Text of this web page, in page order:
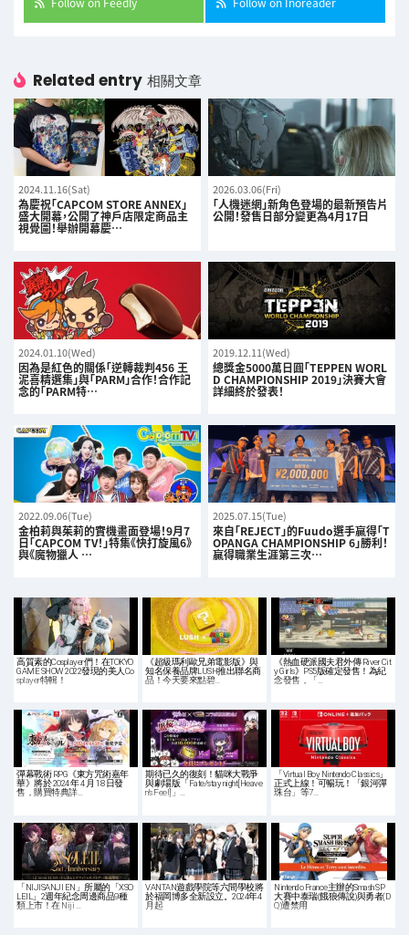
Related entry 相關文章
2024.11.16(Sat)
為慶祝「CAPCOM STORE ANNEX」
盛大開幕，公開了神戶店限定商品主
視覺圖！舉辦開幕慶…
2026.03.06(Fri)
「人機迷網」新角色登場的最新預告片
公開！發售日部分變更為4月17日
2024.01.10(Wed)
因為是紅色的關係「逆轉裁判456 王
泥喜精選集」與「PARM」合作！合作記
念的「PARM特…
2019.12.11(Wed)
總獎金5000萬日圓「TEPPEN WORL
D CHAMPIONSHIP 2019」決賽大會
詳細終於發表！
2022.09.06(Tue)
金柏莉與茱莉的實機畫面登場！9月7
日「CAPCOM TV！」特集《快打旋風6》
與《魔物獵人 …
2025.07.15(Tue)
來自「REJECT」的Fuudo選手贏得「T
OPANGA CHAMPIONSHIP 6」勝利！
贏得職業生涯第三次…
高質素的Cosplayer們！在TOKYO
GAME SHOW 2022發現的美人Co
splayer特輯！
《超級瑪利歐兄弟電影版》與
知名保養品牌LUSH推出聯名商
品！今天要來點碧…
《熱血硬派國夫君外傳 River Cit
y Girls》PS5版確定發售！為紀
念發售，「…
彈幕戰術 RPG《東方咒術嘉年
華》將於 2024 年 4 月 18 日發
售，購買特典詳…
期待已久的復刻！貓咪大戰爭
與劇場版「Fate/stay night[Heave
n's Feel]」…
「Virtual Boy Nintendo Classics」
正式上線！可暢玩！「銀河彈
珠台」等7…
「NIJISANJI EN」所屬的「XSO
LEIL」2週年紀念周邊商品9種
類上市！在 Niji …
VANTAN遊戲學院等六間學校將
於福岡博多全新設立。2024年4
月起
Nintendo France主辦的Smash SP
大賽中泰瑞(餓狼傳說)與勇者(D
Q)遭禁用